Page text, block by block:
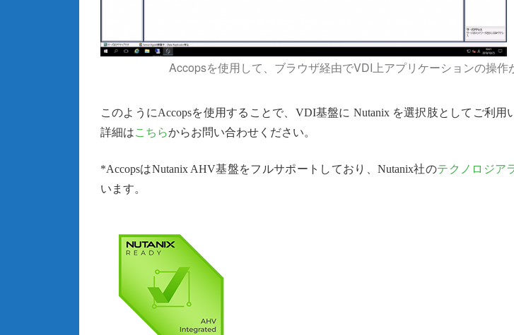
Accopsを使用して、ブラウザ経由でVDI上アプリケーションの操作
このようにAccopsを使用することで、VDI基盤に Nutanix を選択肢としてご利用
詳細はこちらからお問い合わせください。
*AccopsはNutanix AHV基盤をフルサポートしており、Nutanix社のテクノロジア
います。